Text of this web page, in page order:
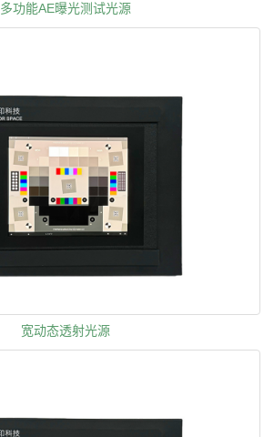
多功能AE曝光测试光源
宽动态透射光源